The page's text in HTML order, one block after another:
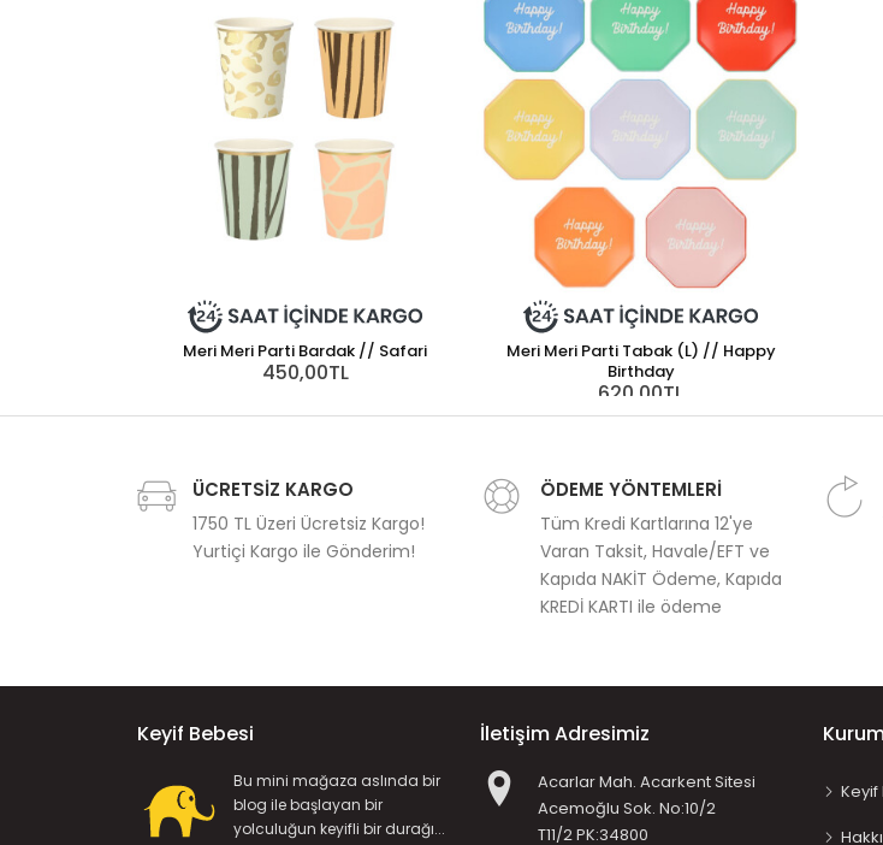
Meri Meri Parti Bardak // Safari
450,00TL
Meri Meri Parti Tabak (L) // Happy
Birthday
620,00TL
ÜCRETSİZ KARGO
1750 TL Üzeri Ücretsiz Kargo!
Yurtiçi Kargo ile Gönderim!
ÖDEME YÖNTEMLERİ
Tüm Kredi Kartlarına 12'ye
Varan Taksit, Havale/EFT ve
Kapıda NAKİT Ödeme, Kapıda
KREDİ KARTI ile ödeme
Keyif Bebesi
Bu mini mağaza aslında bir
blog ile başlayan bir
yolculuğun keyifli bir durağı...
İletişim Adresimiz
Acarlar Mah. Acarkent Sitesi
Acemoğlu Sok. No:10/2
T11/2 PK:34800
Keyif